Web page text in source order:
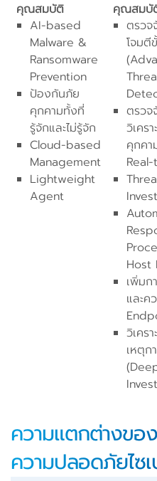
คุณสมบัติ
AI-based
Malware &
Ransomware
Prevention
ป้องกันภัย
คุกคามทั้งที่
รู้จักและไม่รู้จัก
Cloud-based
Management
Lightweight
Agent
คุณสมบั
ตรวจ
โจมตี
ตรวจ
วิเคร
คุกคา
Host
เพิ่มก
และค
วิเครา
เหตุก
ความแตกต่างขอ
ความปลอดภัยไซ